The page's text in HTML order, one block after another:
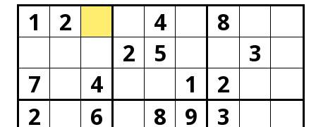
1 2 4
8
2
5
3
7
4 1
2
2
6 8 9
3